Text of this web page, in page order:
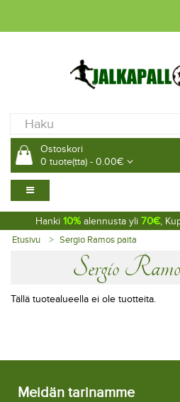
Ostoskori
0 tuote(tta) - 0.00€
Hanki 10% alennusta yli 70€,
Etusivu Sergio Ramos paita
Sergio
Tällä tuotealueella ei ole tuotteita.
Meidän tarinamme